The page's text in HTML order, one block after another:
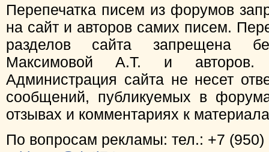
Перепечатка писем из форумов
на сайт и авторов самих писем.
разделов сайта запрещена
Максимовой А.Т. и
Администрация сайта не несет
сообщений, публикуемых в
отзывах и комментариях к
По вопросам рекламы: тел.: +7 (950)